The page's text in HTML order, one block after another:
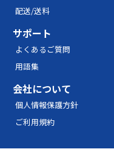
配送/送料
サポート
よくあるご質問
用語集
会社について
個人情報保護方針
ご利用規約